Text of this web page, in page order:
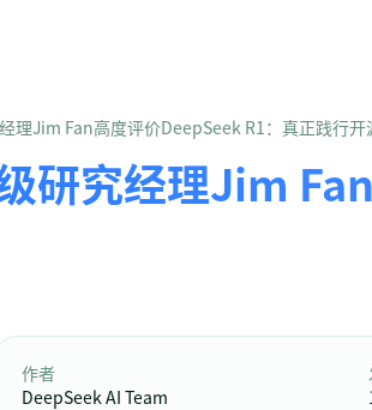
理Jim Fan高度评价DeepSeek R1：真正践行开
研究经理Jim
作者
DeepSeek AI Team